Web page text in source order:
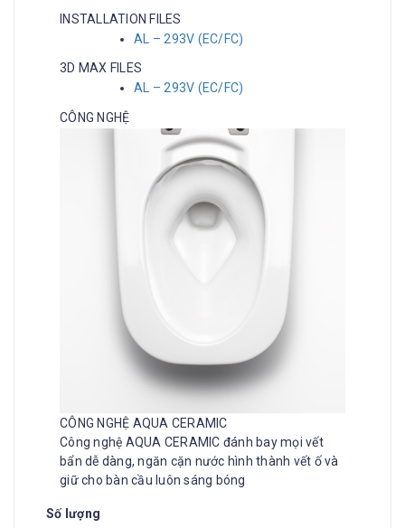
INSTALLATION FILES
AL – 293V (EC/FC)
3D MAX FILES
AL – 293V (EC/FC)
CÔNG NGHỆ
CÔNG NGHỆ AQUA CERAMIC
Công nghệ AQUA CERAMIC đánh bay mọi vết
bẩn dễ dàng, ngăn cặn nước hình thành vết ố và
giữ cho bàn cầu luôn sáng bóng
Số lượng